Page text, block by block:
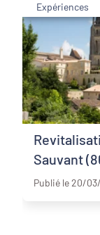
Expériences
Sauvant
Publié le 20/